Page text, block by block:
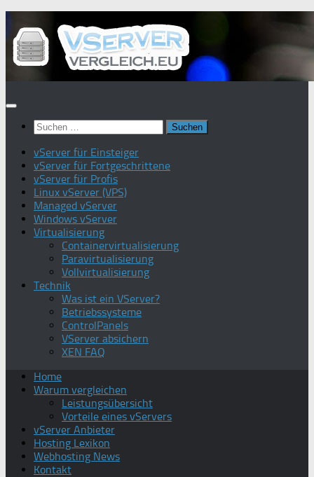
Inhalt
springen
Suchen
nach:
vServer für Einsteiger
vServer für Fortgeschrittene
vServer für Profis
Linux vServer (VPS)
Managed vServer
Windows vServer
Virtualisierung
Containervirtualisierung
Paravirtualisierung
Vollvirtualisierung
Technik
Was ist ein VServer?
Betriebssysteme
ControlPanels
VServer absichern
XEN FAQ
Home
Warum vergleichen
Leistungsübersicht
Vorteile eines vServers
vServer Anbieter
Hosting Lexikon
Webhosting News
Kontakt